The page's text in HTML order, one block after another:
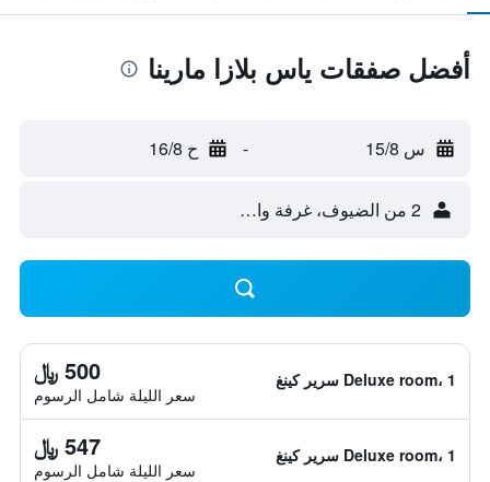
أفضل صفقات ياس بلازا مارينا
س 15/8 - ح 16/8
2 من الضيوف، غرفة واحدة
Deluxe room، 1 سرير كينغ 500 ﷼
سعر الليلة شامل الرسوم
Deluxe room، 1 سرير كينغ 547 ﷼
سعر الليلة شامل الرسوم